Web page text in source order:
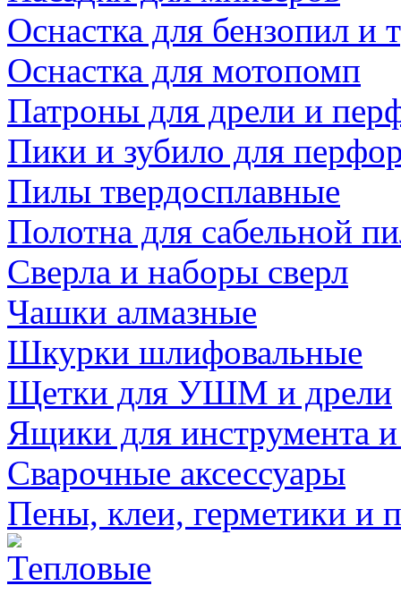
Оснастка для бензопил и
Оснастка для мотопомп
Патроны для дрели и
Пики и зубило для
Пилы твердосплавные
Полотна для сабельной
Сверла и наборы сверл
Чашки алмазные
Шкурки шлифовальные
Щетки для УШМ и дрели
Ящики для инструмента
Сварочные аксессуары
Пены, клеи, герметики и